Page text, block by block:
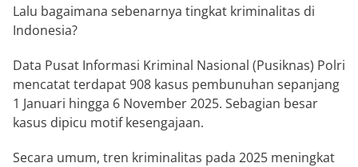
Lalu bagaimana sebenarnya tingkat kriminalitas di
Indonesia?
Data Pusat Informasi Kriminal Nasional (Pusiknas) Polri
mencatat terdapat 908 kasus pembunuhan sepanjang
1 Januari hingga 6 November 2025. Sebagian besar
kasus dipicu motif kesengajaan.
Secara umum, tren kriminalitas pada 2025 meningkat